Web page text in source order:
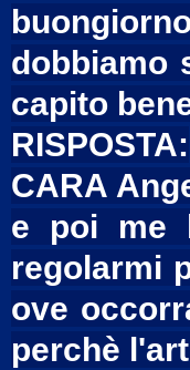
dobbiamo
capito
RISPOSTA:
CARA
e poi me
regolarmi
ove
perchè